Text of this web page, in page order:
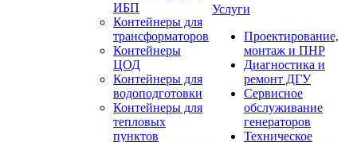
ИБП
Контейнеры для
трансформаторов
Контейнеры
ЦОД
Контейнеры для
водоподготовки
Контейнеры для
тепловых
пунктов
Услуги
Проектирование,
монтаж и ПНР
Диагностика и
ремонт ДГУ
Сервисное
обслуживание
генераторов
Техническое